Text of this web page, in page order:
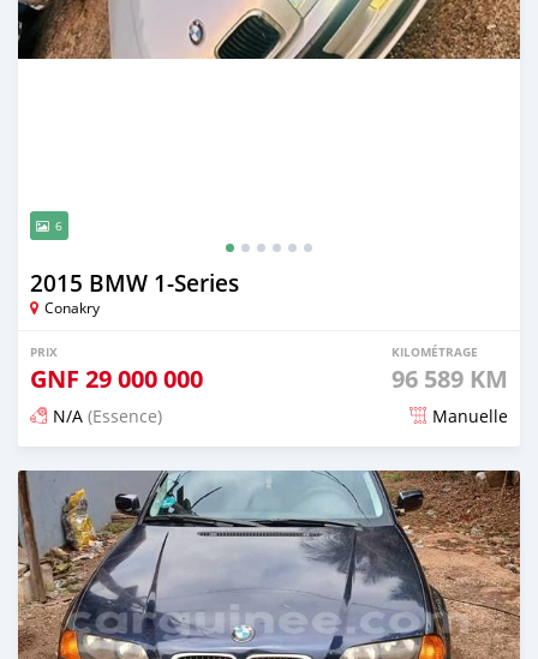
6
2015 BMW 1-Series
Conakry
PRIX
GNF 29 000 000
KILOMÉTRAGE
96 589 KM
N/A (Essence) Manuelle
Publié il y a 7 mois